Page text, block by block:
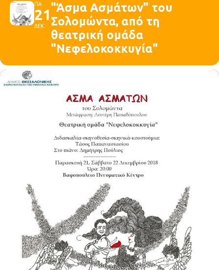
ΠΑ
21
ΔΕΚ
"Άσμα Ασμάτων" του
Σολομώντα, από τη
θεατρική ομάδα
"Νεφελοκοκκυγία"